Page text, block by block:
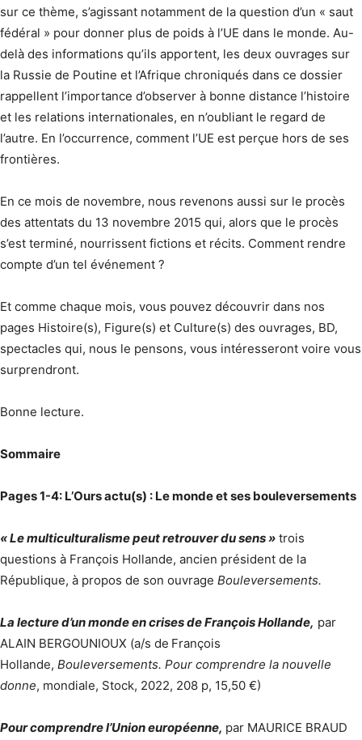
sur ce thème, s’agissant notamment de la question d’un « saut
fédéral » pour donner plus de poids à l’UE dans le monde. Au-
delà des informations qu’ils apportent, les deux ouvrages sur
la Russie de Poutine et l’Afrique chroniqués dans ce dossier
rappellent l’importance d’observer à bonne distance l’histoire
et les relations internationales, en n’oubliant le regard de
l’autre. En l’occurrence, comment l’UE est perçue hors de ses
frontières.
En ce mois de novembre, nous revenons aussi sur le procès
des attentats du 13 novembre 2015 qui, alors que le procès
s’est terminé, nourrissent fictions et récits. Comment rendre
compte d’un tel événement ?
Et comme chaque mois, vous pouvez découvrir dans nos
pages Histoire(s), Figure(s) et Culture(s) des ouvrages, BD,
spectacles qui, nous le pensons, vous intéresseront voire vous
surprendront.
Bonne lecture.
Sommaire
Pages 1-4: L’Ours actu(s) : Le monde et ses bouleversements
« Le multiculturalisme peut retrouver du sens » trois
questions à François Hollande, ancien président de la
République, à propos de son ouvrage Bouleversements.
La lecture d’un monde en crises de François Hollande, par
ALAIN BERGOUNIOUX (a/s de François
Hollande, Bouleversements. Pour comprendre la nouvelle
donne, mondiale, Stock, 2022, 208 p, 15,50 €)
Pour comprendre l’Union européenne, par MAURICE BRAUD